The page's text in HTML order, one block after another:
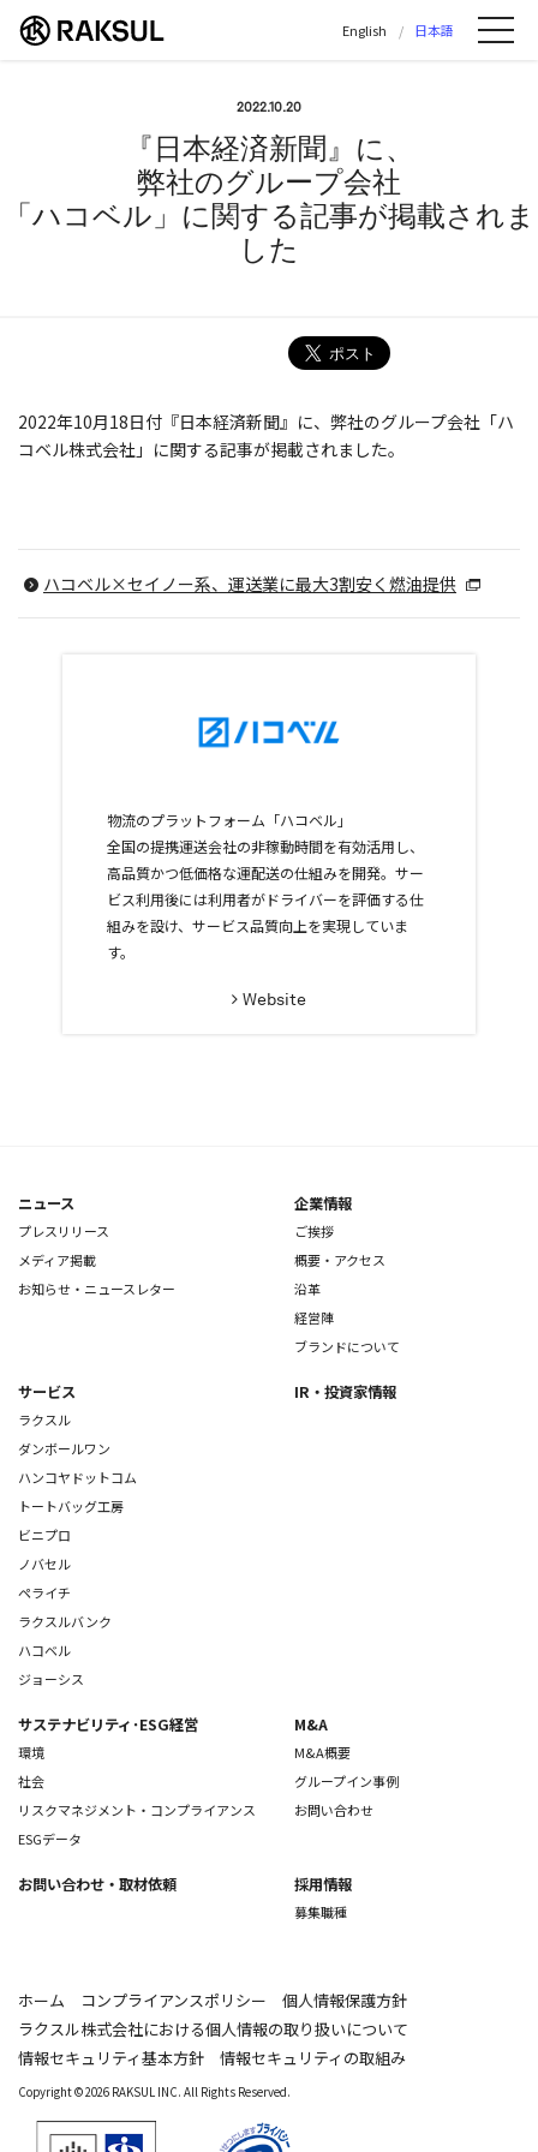
ラクスル株式会社 | ラクスル株式会社の公
English 日本語
2022.10.20
『日本経済新聞』に、
弊社のグループ会社
「ハコベル」に関する記事が掲載されま
した
2022年10月18日付『日本経済新聞』に、弊社のグループ会社「ハ
コベル株式会社」に関する記事が掲載されました。
ハコベル×セイノー系、運送業に最大3割安く燃油提供
物流のプラットフォーム「ハコベル」
全国の提携運送会社の非稼動時間を有効活用し、
高品質かつ低価格な運配送の仕組みを開発。サー
ビス利用後には利用者がドライバーを評価する仕
組みを設け、サービス品質向上を実現していま
す。
Website
ニュース
プレスリリース
メディア掲載
お知らせ・ニュースレター
企業情報
ご挨拶
概要・アクセス
沿革
経営陣
ブランドについて
サービス
ラクスル
ダンボールワン
ハンコヤドットコム
トートバッグ工房
ビニプロ
ノバセル
ペライチ
ラクスルバンク
ハコベル
ジョーシス
IR・投資家情報
サステナビリティ･ESG経営
環境
社会
リスクマネジメント・コンプライアンス
ESGデータ
M&A
M&A概要
グループイン事例
お問い合わせ
お問い合わせ ・取材依頼 採用情報
募集職種
ホーム コンプライアンスポリシー
個人情報保護方針
ラクスル株式会社における個人情報の取り扱いについて
情報セキュリティ基本方針
情報セキュリティの取組み
Copyright © 2026 RAKSUL INC. All Rights Reserved.